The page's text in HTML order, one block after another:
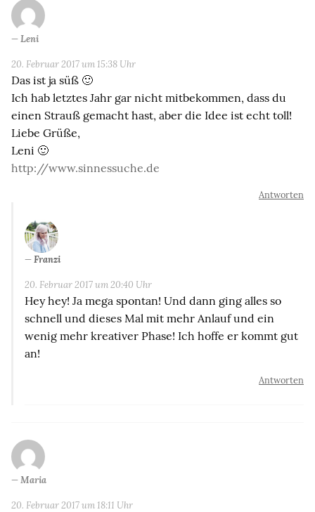
Leni
20. Februar 2017 um 15:38 Uhr
Das ist ja süß 🙂
Ich hab letztes Jahr gar nicht mitbekommen, dass du
einen Strauß gemacht hast, aber die Idee ist echt toll!
Liebe Grüße,
Leni 🙂
http://www.sinnessuche.de
Antworten
Franzi
20. Februar 2017 um 20:40 Uhr
Hey hey! Ja mega spontan! Und dann ging alles so
schnell und dieses Mal mit mehr Anlauf und ein
wenig mehr kreativer Phase! Ich hoffe er kommt gut
an!
Antworten
Maria
20. Februar 2017 um 18:11 Uhr